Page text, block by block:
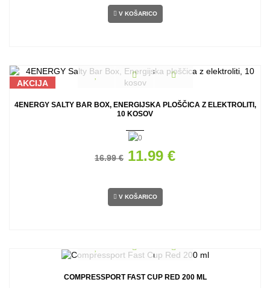
V KOŠARICO
AKCIJA
4ENERGY SALTY BAR BOX, ENERGIJSKA PLOŠČICA Z ELEKTROLITI,
10 KOSOV
16.99 € 11.99 €
V KOŠARICO
COMPRESSPORT FAST CUP RED 200 ML